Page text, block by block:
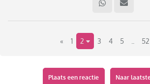
« 1 2 3 4 5 52
Plaats een reactie Naar